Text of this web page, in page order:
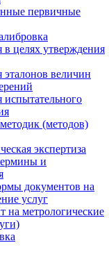
первичные
целях утверждения
эталонов величин
испытательного
(методов)
экспертиза
и
документов на
услуг
на метрологические